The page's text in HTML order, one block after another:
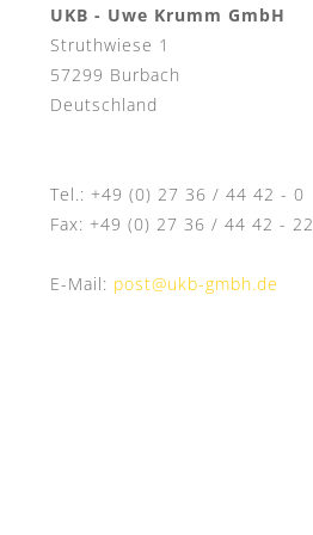
UKB - Uwe Krumm GmbH
Struthwiese 1
57299 Burbach
Deutschland
Tel.: +49 (0) 27 36 / 44 42 - 0
Fax: +49 (0) 27 36 / 44 42 - 22
E-Mail: post@ukb-gmbh.de